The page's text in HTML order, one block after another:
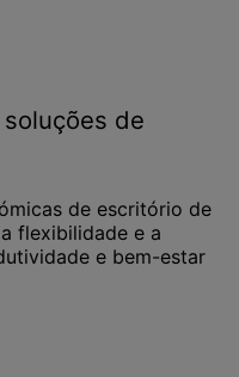
de
de escritório de
flexibilidade e a
e bem-estar